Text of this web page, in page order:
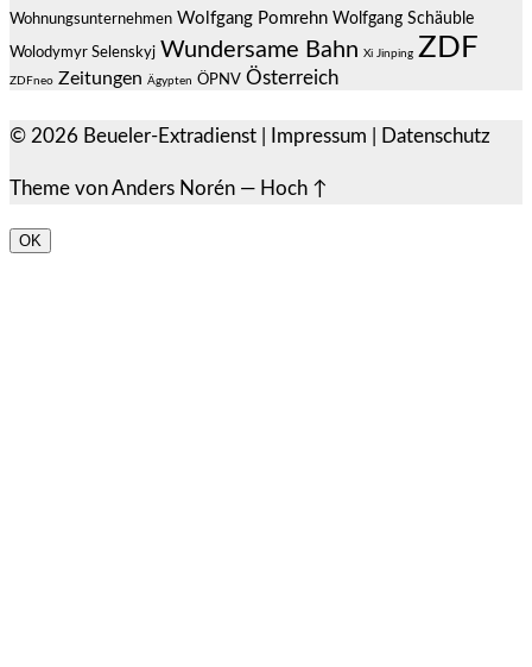
Wohnungsunternehmen Wolfgang Pomrehn Wolfgang Schäuble
Wolodymyr Selenskyj Wundersame Bahn Xi Jinping ZDF
ZDFneo Zeitungen Ägypten ÖPNV Österreich
© 2026 Beueler-Extradienst Impressum Datenschutz
Theme vonAnders Norén — Hoch ↑
OK